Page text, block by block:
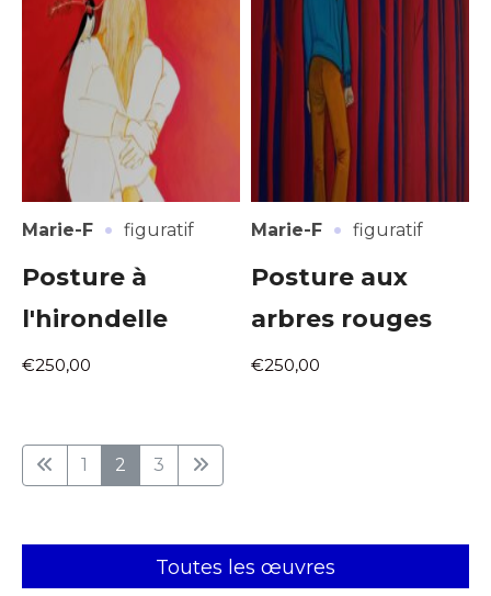
Marie-F · figuratif
Posture à
l'hirondelle
€250,00
Marie-F · figuratif
Posture aux
arbres rouges
€250,00
1 2 3
Toutes les œuvres